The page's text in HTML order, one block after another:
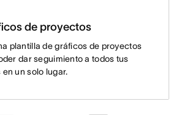
de proyectos
plantilla de gráficos de proyectos
dar seguimiento a todos tus
un solo lugar.